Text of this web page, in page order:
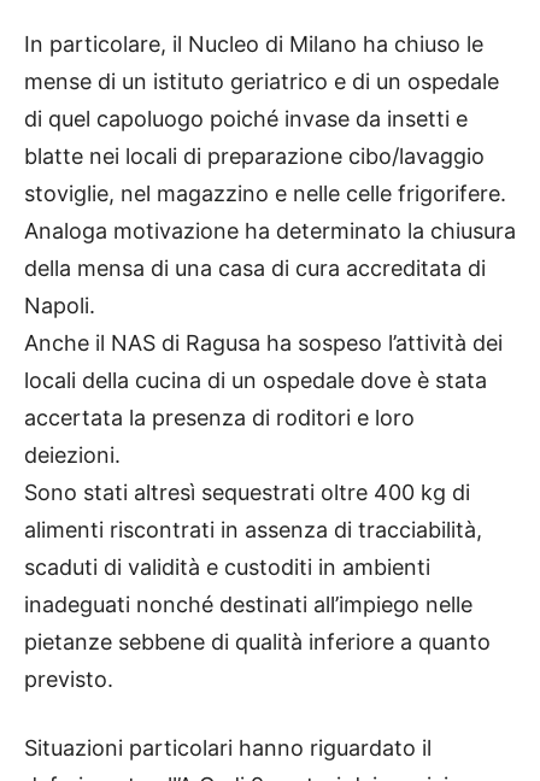
In particolare, il Nucleo di Milano ha chiuso le
mense di un istituto geriatrico e di un ospedale
di quel capoluogo poiché invase da insetti e
blatte nei locali di preparazione cibo/lavaggio
stoviglie, nel magazzino e nelle celle frigorifere.
Analoga motivazione ha determinato la chiusura
della mensa di una casa di cura accreditata di
Napoli.
Anche il NAS di Ragusa ha sospeso l’attività dei
locali della cucina di un ospedale dove è stata
accertata la presenza di roditori e loro
deiezioni.
Sono stati altresì sequestrati oltre 400 kg di
alimenti riscontrati in assenza di tracciabilità,
scaduti di validità e custoditi in ambienti
inadeguati nonché destinati all’impiego nelle
pietanze sebbene di qualità inferiore a quanto
previsto.
Situazioni particolari hanno riguardato il